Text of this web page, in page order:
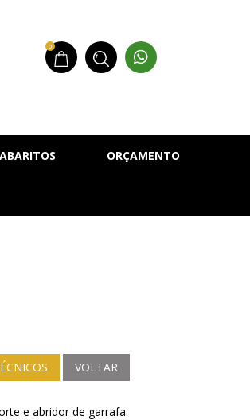
0
ORÇAMENTO
VOLTAR
e abridor de garrafa.